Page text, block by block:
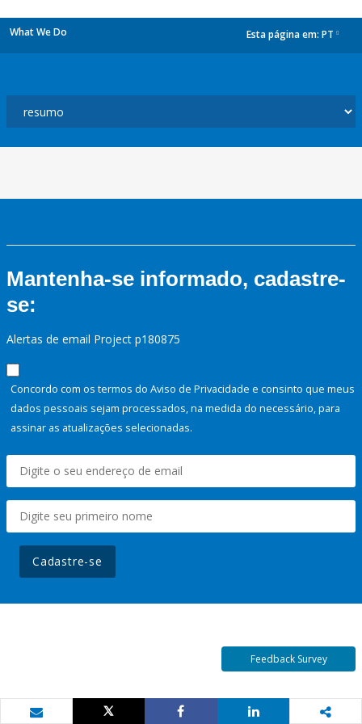
What We Do Esta página em: PT
Mantenha-se informado, cadastre-
se:
Alertas de email Project p180875
Concordo com os termos do Aviso de Privacidade e consinto que meus
dados pessoais sejam processados, na medida do necessário, para
assinar as atualizações selecionadas.
Cadastre-se
Feedback Survey